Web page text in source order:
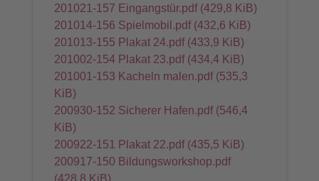
201021-157 Eingangstür.pdf (429,8 KiB)
201014-156 Spielmobil.pdf (432,6 KiB)
201013-155 Plakat 24.pdf (433,9 KiB)
201002-154 Plakat 23.pdf (434,4 KiB)
201001-153 Kacheln malen.pdf (535,3
KiB)
200930-152 Sicherer Hafen.pdf (546,4
KiB)
200922-151 Plakat 22.pdf (435,5 KiB)
200917-150 Bildungsworkshop.pdf
(428,8 KiB)